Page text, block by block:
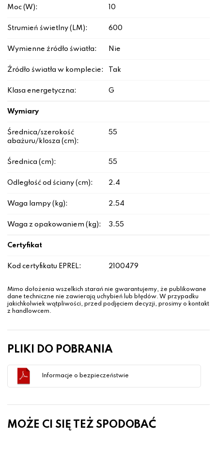
Moc (W): 10
Strumień świetlny (LM): 600
Wymienne źródło światła: Nie
Źródło światła w komplecie: Tak
Klasa energetyczna: G
Wymiary
Średnica/szerokość
abażuru/klosza (cm):
55
Średnica (cm): 55
Odległość od ściany (cm): 2.4
Waga lampy (kg): 2.54
Waga z opakowaniem (kg): 3.55
Certyfikat
Kod certyfikatu EPREL: 2100479
Mimo dołożenia wszelkich starań nie gwarantujemy, że publikowane
dane techniczne nie zawierają uchybień lub błędów. W przypadku
jakichkolwiek wątpliwości, przed podjęciem decyzji, prosimy o kontakt
z handlowcem.
PLIKI DO POBRANIA
Informacje o bezpieczeństwie
MOŻE CI SIĘ TEŻ SPODOBAĆ